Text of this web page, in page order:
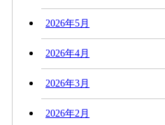
2026年5月
2026年4月
2026年3月
2026年2月